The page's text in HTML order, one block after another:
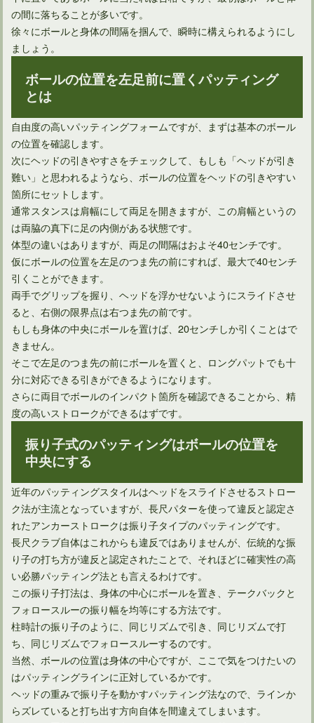
ドライバーの引っ掛けはシャフトの前に確認することがある
ユーティリティは打ち方によってボール位置を変えればOK！
ドライバーを構えたときの手首の角度は再現できる？
ドライバーのバックスピンが飛距離減の原因というのは間違い
の間に落ちることが多いです。
徐々にボールと身体の間隔を掴んで、瞬時に構えられるようにし
ましょう。
ボールの位置を左足前に置くパッティング
とは
自由度の高いパッティングフォームですが、まずは基本のボール
の位置を確認します。
次にヘッドの引きやすさをチェックして、もしも「ヘッドが引き
難い」と思われるようなら、ボールの位置をヘッドの引きやすい
箇所にセットします。
通常スタンスは肩幅にして両足を開きますが、この肩幅というの
は両脇の真下に足の内側がある状態です。
体型の違いはありますが、両足の間隔はおよそ40センチです。
仮にボールの位置を左足のつま先の前にすれば、最大で40センチ
引くことができます。
両手でグリップを握り、ヘッドを浮かせないようにスライドさせ
ると、右側の限界点は右つま先の前です。
もしも身体の中央にボールを置けば、20センチしか引くことはで
きません。
そこで左足のつま先の前にボールを置くと、ロングパットでも十
分に対応できる引きができるようになります。
さらに両目でボールのインパクト箇所を確認できることから、精
度の高いストロークができるはずです。
振り子式のパッティングはボールの位置を
中央にする
近年のパッティングスタイルはヘッドをスライドさせるストロー
ク法が主流となっていますが、長尺パターを使って違反と認定さ
れたアンカーストロークは振り子タイプのパッティングです。
長尺クラブ自体はこれからも違反ではありませんが、伝統的な振
り子の打ち方が違反と認定されたことで、それほどに確実性の高
い必勝パッティング法とも言えるわけです。
この振り子打法は、身体の中心にボールを置き、テークバックと
フォロースルーの振り幅を均等にする方法です。
柱時計の振り子のように、同じリズムで引き、同じリズムで打
ち、同じリズムでフォロースルーするのです。
当然、ボールの位置は身体の中心ですが、ここで気をつけたいの
はパッティングラインに正対しているかです。
ヘッドの重みで振り子を動かすパッティング法なので、ラインか
らズレていると打ち出す方向自体を間違えてしまいます。